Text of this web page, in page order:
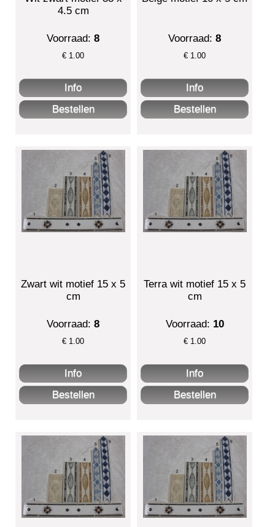
4.5 cm
Voorraad:8
€ 1.00
Voorraad:8
€ 1.00
Zwart wit motief 15 x 5
cm
Voorraad:8
€ 1.00
Terra wit motief 15 x 5
cm
Voorraad: 10
€ 1.00